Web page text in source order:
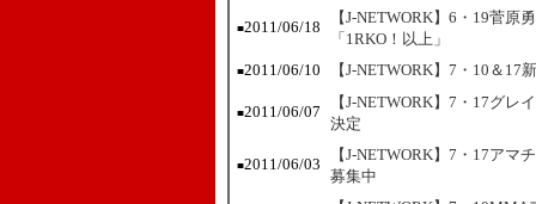
■2011/06/18
【J-NETWORK】6・19菅
「1RKO！以上」
■2011/06/10 【J-NETWORK】7・10＆
■2011/06/07
【J-NETWORK】7・17グレ
決定
■2011/06/03
【J-NETWORK】7・17アマ
募集中